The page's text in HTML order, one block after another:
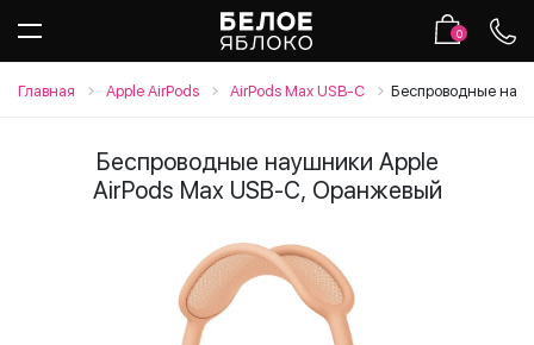
0
Главная Apple AirPods AirPods Max USB-C Беспроводные
Беспроводные наушники Apple
AirPods Max USB-C, Оранжевый